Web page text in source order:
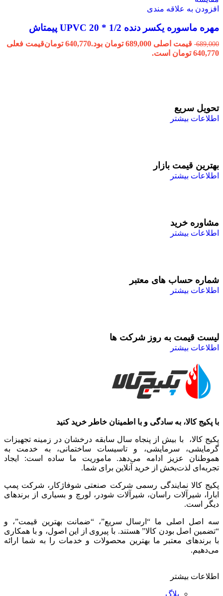
افزودن به علاقه مندی
مهره ماسوره یکسر دنده 1/2 * 20 UPVC پیمتاش
689,000 قیمت اصلی 689,000 تومان بود. 640,770 تومانقیمت فعلی
640,770 تومان است.
تحویل سریع
اطلاعات بیشتر
بهترین قیمت بازار
اطلاعات بیشتر
مشاوره خرید
اطلاعات بیشتر
شماره حساب های معتبر
اطلاعات بیشتر
لیست قیمت به روز شرکت ها
اطلاعات بیشتر
با پکیج کالا، به سادگی و با اطمینان خاطر خرید کنید
پکیج کالا، با بیش از پنجاه سال سابقه درخشان در زمینه تجهیزات
گرمایشی، سرمایشی، و تاسیسات ساختمانی، به خدمت به
هموطنان عزیز ادامه می‌دهد. ماموریت ما ساده است: ایجاد
تجربه‌ای لذت‌بخش از خرید آنلاین برای شما.
پکیج کالا نمایندگی رسمی شرکت صنعتی شوفاژکار، شرکت پمپ
ابارا، شیرآلات راسان، شیرآلات شودر، لورچ و بسیاری از برندهای
دیگر است.
سه اصل اصلی ما “ارسال سریع”، “ضمانت بهترین قیمت”، و
“تضمین اصل بودن کالا” هستند. با پیروی از این اصول، و با همکاری
با برندهای معتبر ما بهترین محصولات و خدمات را به شما ارائه
می‌دهیم.
اطلاعات بیشتر
بلاگ